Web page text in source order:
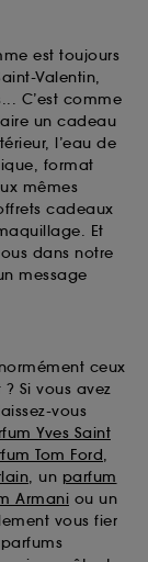
est toujours
Valentin,
C’est comme
un cadeau
l’eau de
format
mêmes
cadeaux
Et
dans notre
message
ceux
Si vous avez
vous
Yves Saint
Tom Ford,
, un parfum
Armani ou un
vous fier